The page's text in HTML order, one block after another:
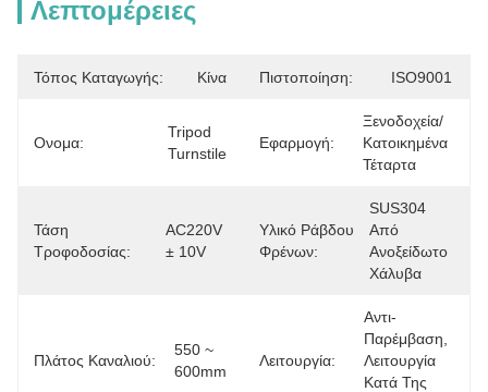
Λεπτομέρειες
Τόπος Καταγωγής: Κίνα Πιστοποίηση: ISO9001
Ονομα:
Tripod
Turnstile
Εφαρμογή:
Ξενοδοχεία/
Κατοικημένα
Τέταρτα
Τάση
Τροφοδοσίας:
AC220V
± 10V
Υλικό Ράβδου
Φρένων:
SUS304
Από
Ανοξείδωτο
Χάλυβα
Πλάτος Καναλιού:
550 ~
600mm
Λειτουργία:
Αντι-
Παρέμβαση,
Λειτουργία
Κατά Της